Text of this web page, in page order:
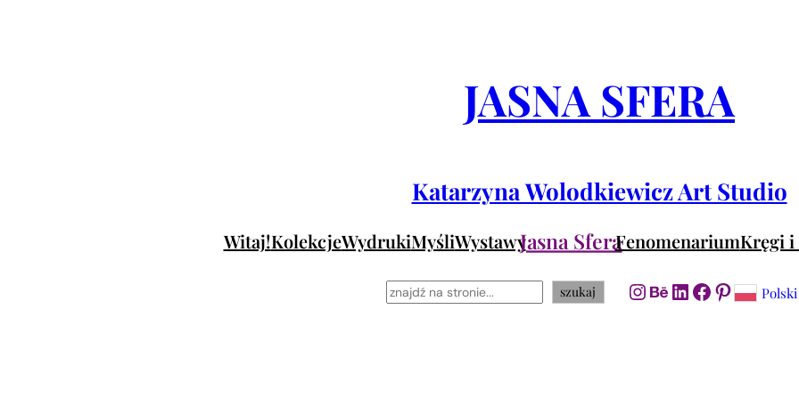
JASNA SFERA
Katarzyna Wolodkiewicz Art Studio
Witaj!KolekcjeWydrukiMyśliWystawyJasna SferaFenomenariumKręgi i
Szukaj
szukaj Instagram
Behance
LinkedIn
Facebook
Pinterest
Polski